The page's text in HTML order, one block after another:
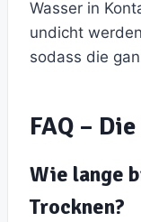
Wasser in
undicht
sodass die
FAQ –
Wie lange
Trocknen?